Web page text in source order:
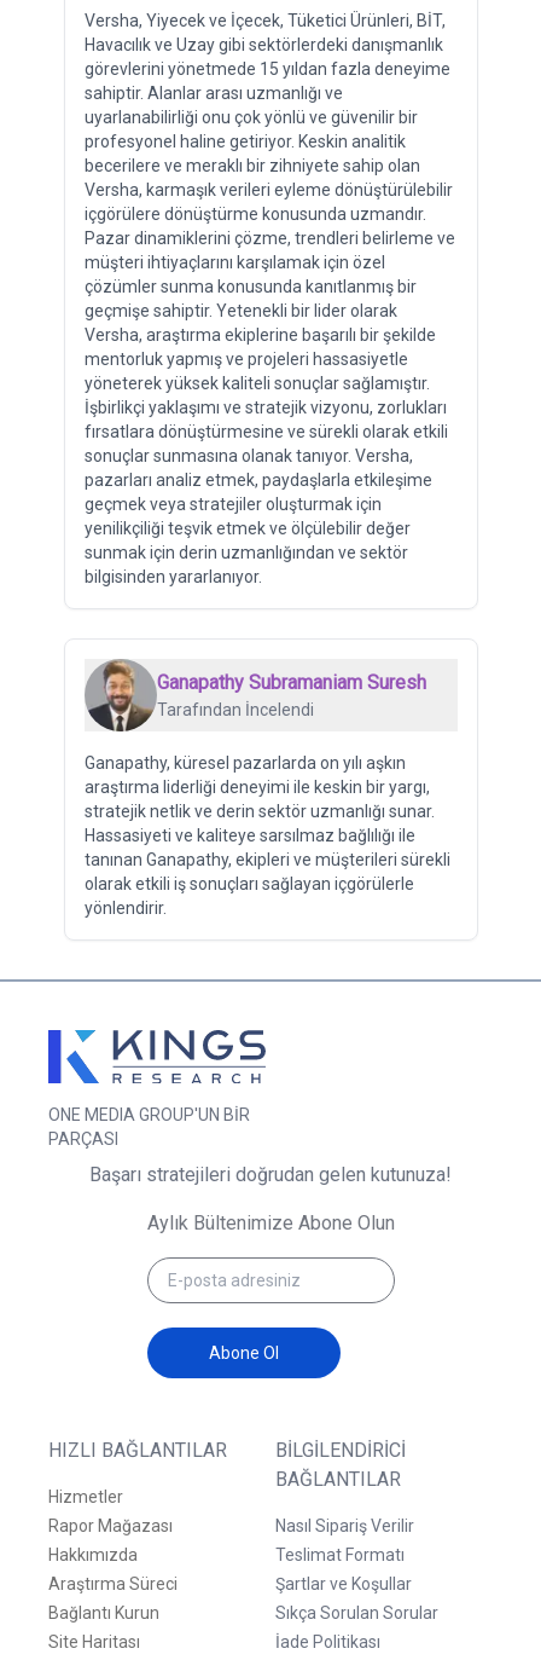
Versha, Yiyecek ve İçecek, Tüketici Ürünleri, BİT,
Havacılık ve Uzay gibi sektörlerdeki danışmanlık
görevlerini yönetmede 15 yıldan fazla deneyime
sahiptir. Alanlar arası uzmanlığı ve
uyarlanabilirliği onu çok yönlü ve güvenilir bir
profesyonel haline getiriyor. Keskin analitik
becerilere ve meraklı bir zihniyete sahip olan
Versha, karmaşık verileri eyleme dönüştürülebilir
içgörülere dönüştürme konusunda uzmandır.
Pazar dinamiklerini çözme, trendleri belirleme ve
müşteri ihtiyaçlarını karşılamak için özel
çözümler sunma konusunda kanıtlanmış bir
geçmişe sahiptir. Yetenekli bir lider olarak
Versha, araştırma ekiplerine başarılı bir şekilde
mentorluk yapmış ve projeleri hassasiyetle
yöneterek yüksek kaliteli sonuçlar sağlamıştır.
İşbirlikçi yaklaşımı ve stratejik vizyonu, zorlukları
fırsatlara dönüştürmesine ve sürekli olarak etkili
sonuçlar sunmasına olanak tanıyor. Versha,
pazarları analiz etmek, paydaşlarla etkileşime
geçmek veya stratejiler oluşturmak için
yenilikçiliği teşvik etmek ve ölçülebilir değer
sunmak için derin uzmanlığından ve sektör
bilgisinden yararlanıyor.
Ganapathy Subramaniam Suresh
Tarafından İncelendi
Ganapathy, küresel pazarlarda on yılı aşkın
araştırma liderliği deneyimi ile keskin bir yargı,
stratejik netlik ve derin sektör uzmanlığı sunar.
Hassasiyeti ve kaliteye sarsılmaz bağlılığı ile
tanınan Ganapathy, ekipleri ve müşterileri sürekli
olarak etkili iş sonuçları sağlayan içgörülerle
yönlendirir.
ONE MEDIA GROUP'UN BİR
PARÇASI
HIZLI BAĞLANTILAR
Hizmetler
Rapor Mağazası
Hakkımızda
Araştırma Süreci
Bağlantı Kurun
Site Haritası
BILGILENDIRICI
BAĞLANTILAR
Nasıl Sipariş Verilir
Teslimat Formatı
Şartlar ve Koşullar
Sıkça Sorulan Sorular
İade Politikası
Başarı stratejileri doğrudan gelen kutunuza!
Aylık Bültenimize Abone Olun
Abone Ol